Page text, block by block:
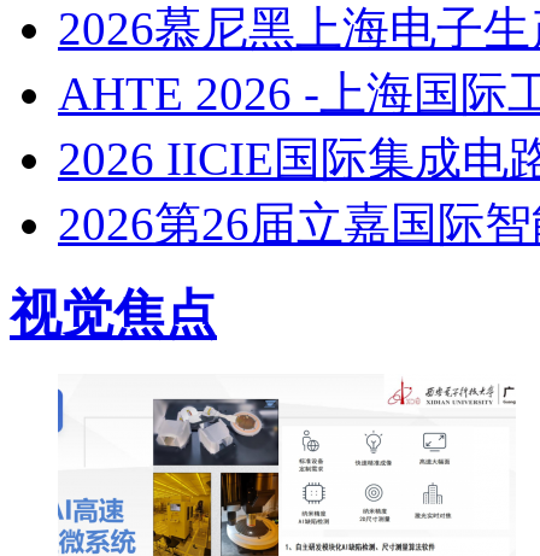
2026慕尼黑上海电子
AHTE 2026 -上海国际
2026 IICIE国际集成电
2026第26届立嘉国际
视觉焦点